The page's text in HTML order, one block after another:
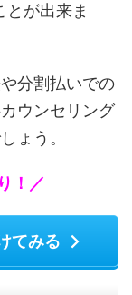
が出来ま
分割払いでの
ウンセリング
ょう。
！／
てみる